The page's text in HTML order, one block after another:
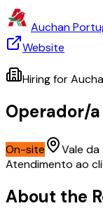
Auchan
Website
Hiring for
Operador/
On-site
Vale da
Atendimento ao
About the